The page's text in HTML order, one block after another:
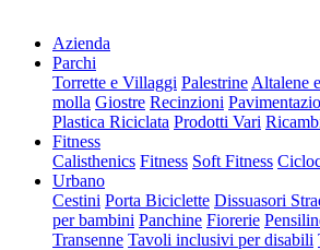
Azienda
Parchi
Torrette e Villaggi Palestrine Altalene
molla Giostre Recinzioni
Plastica Riciclata Prodotti Vari
Fitness
Calisthenics Fitness Soft Fitness
Urbano
Cestini Porta Biciclette Dissuasori
per bambini Panchine Fiorerie
Transenne Tavoli inclusivi per disabili